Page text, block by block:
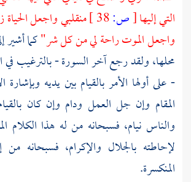
التي إليها[ص:
منقلبي واجعل
واجعل الموت راحة لي من كل شر"كما أشير
محلها، ولقد رجع آخر السورة - بالترغيب
- على أولها الأمر بالقيام بين يديه
المقام وإن جل العمل ودام وإن كان
والناس نيام، فسبحانه من له هذا الكلام
لإحاطته بالجلال والإكرام، فسبحانه
المنكسرة.